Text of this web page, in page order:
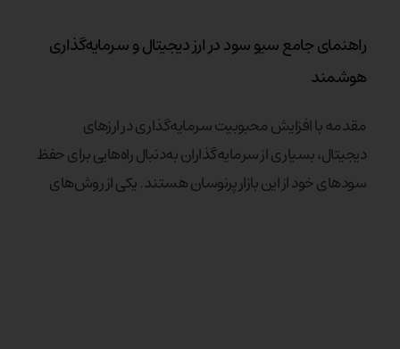
راهنمای جامع سیو سود در ارز دیجیتال و سرمایه‌گذاری
هوشمند
مقدمه با افزایش محبوبیت سرمایه‌گذاری در ارزهای
دیجیتال، بسیاری از سرمایه‌گذاران به‌دنبال راه‌هایی برای حفظ
سودهای خود از این بازار پرنوسان هستند. یکی از روش‌های